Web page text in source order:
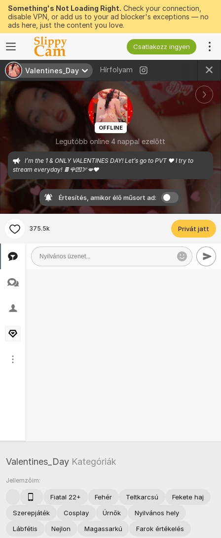
Something's Not Loading Right. Check your connection,
disable VPN, or add us to your ad blocker's exceptions — no
ads here, just the content you love.
Csatlakozz ingyen
Valentines_Day Hírfolyam
OFFLINE
Legutóbb online 4 nappal ezelőtt
I’m the 1 & ONLY VALENTINES DAY! Let’s go to PVT ❤️ I try to
stream everyday! 🍫🌹💌🏹💋❤️
Értesítés, amikor élő műsort ad:
375.5k Privát jatt
Valentines_Day Kategóriák
Jellemzőim:
Fiatal 22+ Fehér Teltkarcsú
Fekete haj
Szerepjáték
Cosplay Úrnők
Nyilvános hely
Lábfétis
Nejlon Magassarkú Farok értékelés